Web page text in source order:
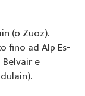
(o Zuoz).
fino ad Alp Es-
e